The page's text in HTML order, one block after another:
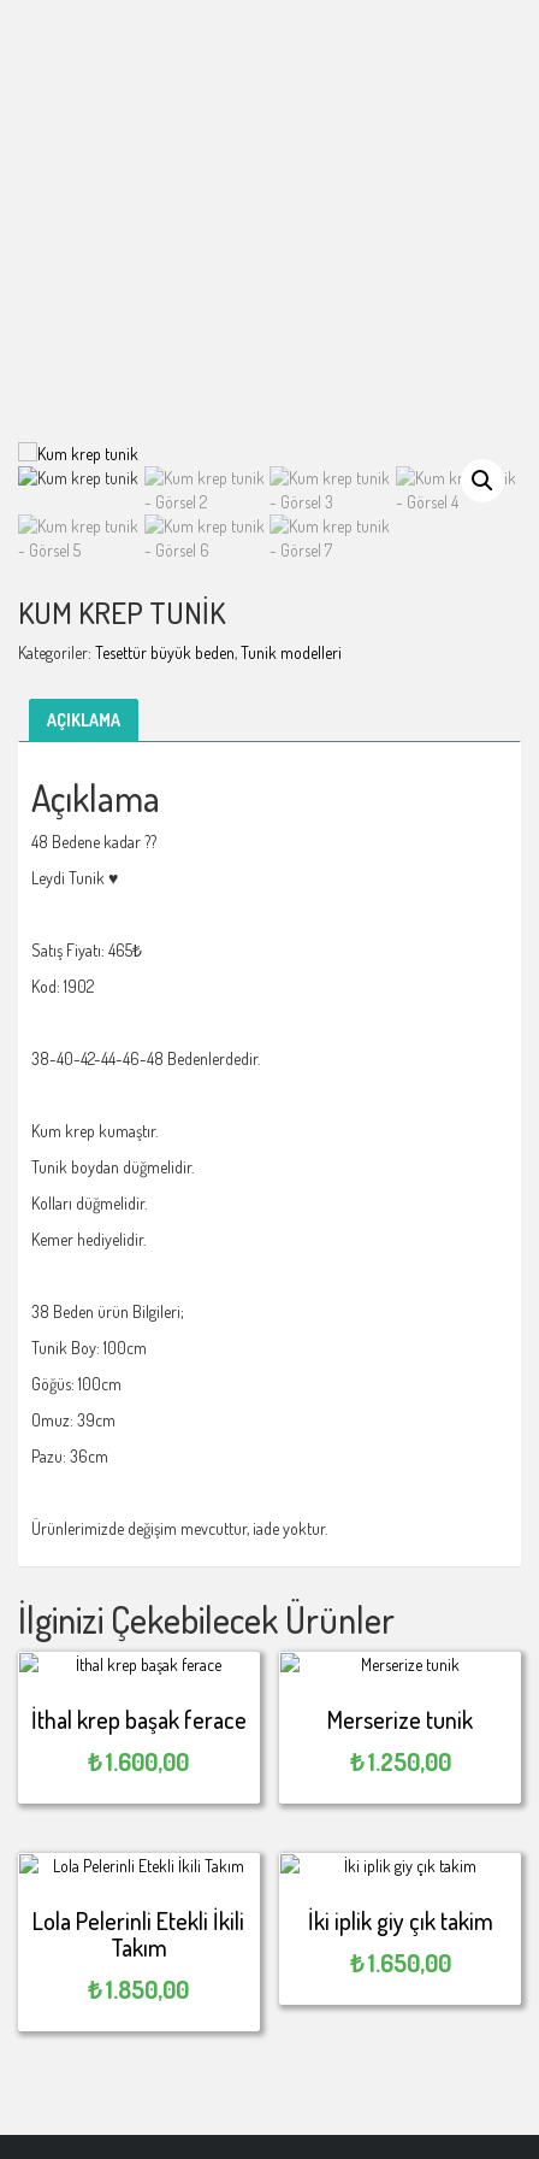
KUM KREP TUNIK
Kategoriler: Tesettür büyük beden,Tunik modelleri
AÇIKLAMA
Açıklama
48 Bedene kadar ??
Leydi Tunik ♥️
Satış Fiyatı: 465₺
Kod: 1902
38-40-42-44-46-48 Bedenlerdedir.
Kum krep kumaştır.
Tunik boydan düğmelidir.
Kolları düğmelidir.
Kemer hediyelidir.
38 Beden ürün Bilgileri;
Tunik Boy: 100cm
Göğüs: 100cm
Omuz: 39cm
Pazu: 36cm
Ürünlerimizde değişim mevcuttur, iade yoktur.
İlginizi Çekebilecek Ürünler
İthal krep başak ferace
₺1.600,00
Merserize tunik
₺1.250,00
Lola Pelerinli Etekli İkili
Takım
₺1.850,00
İki iplik giy çık takim
₺1.650,00